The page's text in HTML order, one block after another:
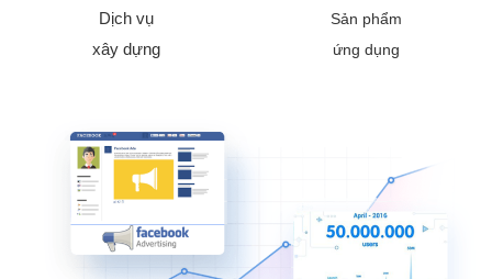
Dịch vụ
xây dựng
Sản phẩm
ứng dụng